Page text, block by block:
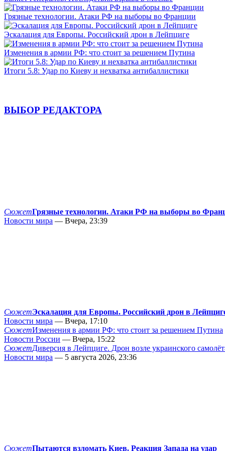
Грязные технологии. Атаки РФ на выборы во Франции
Эскалация для Европы. Российский дрон в Лейпциге
Изменения в армии РФ: что стоит за решением Путина
Итоги 5.8: Удар по Киеву и нехватка антибаллистики
ВЫБОР РЕДАКТОРА
СюжетГрязные технологии. Атаки РФ на выборы во
Новости мира — Вчера, 23:39
СюжетЭскалация для Европы. Российский дрон в
Новости мира — Вчера, 17:10
СюжетИзменения в армии РФ: что стоит за решением Путина
Новости России — Вчера, 15:22
СюжетДиверсия в Лейпциге. Дрон возле украинского
Новости мира — 5 августа 2026, 23:36
СюжетПытаются взломать Киев. Реакция Запада на удар